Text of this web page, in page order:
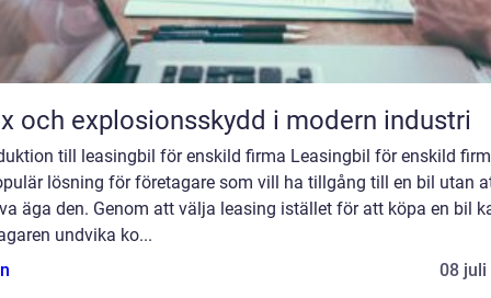
och explosionsskydd i modern industri
till leasingbil för enskild firma Leasingbil för enskild
lösning för företagare som vill ha tillgång till en bil utan
äga den. Genom att välja leasing istället för att köpa en bil
undvika ko...
08 juli